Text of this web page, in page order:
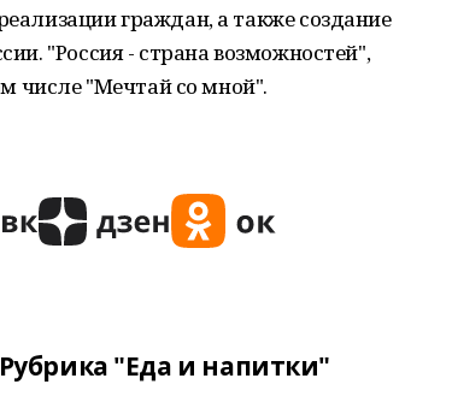
граждан, а также создание
"Россия - страна возможностей",
числе "Мечтай со мной".
Рубрика "Еда и напитки"